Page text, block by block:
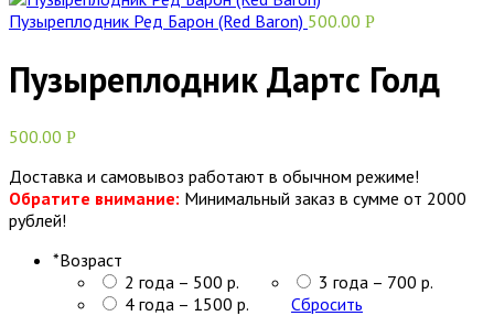
Пузыреплодник Ред Барон (Red Baron) 500.00 Р
Пузыреплодник Дартс Голд
500.00 Р
Доставка и самовывоз работают в обычном режиме!
Обратите внимание: Минимальный заказ в сумме от 2000
рублей!
*Возраст
2 года – 500 р.
3 года – 700 р.
4 года – 1500 р.
Сбросить